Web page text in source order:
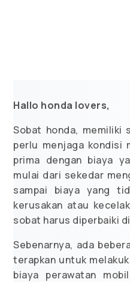
Hallo honda lovers,
Sobat honda, memiliki
perlu menjaga kondisi
prima dengan biaya
mulai dari sekedar
sampai biaya yang
kerusakan atau
sobat harus diperbaiki
Sebenarnya, ada
terapkan untuk
biaya perawatan